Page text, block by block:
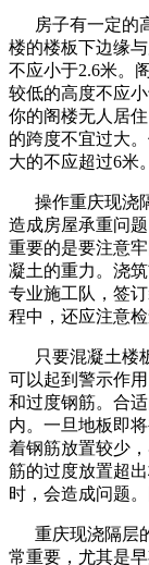
房子有一定的
楼的楼板下边缘
不应小于2.6米。
较低的高度不应
你的阁楼无人居
的跨度不宜过大
大的不应超过6米。
操作重庆现浇
造成房屋承重问
重要的是要注意
凝土的重力。浇
专业施工队，签
程中，还应注意
只要混凝土楼
可以起到警示作
和过度钢筋。合
内。一旦地板即
着钢筋放置较少
筋的过度放置超
时，会造成问题
重庆现浇隔层
常重要，尤其是